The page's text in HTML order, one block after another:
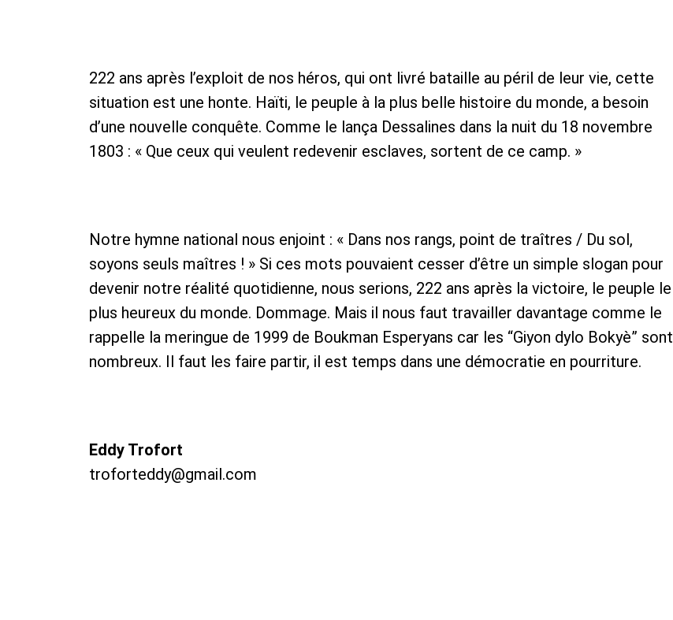
222 ans après l’exploit de nos héros, qui ont livré bataille au péril de leur vie, cette
situation est une honte. Haïti, le peuple à la plus belle histoire du monde, a besoin
d’une nouvelle conquête. Comme le lança Dessalines dans la nuit du 18 novembre
1803 : « Que ceux qui veulent redevenir esclaves, sortent de ce camp. »
Notre hymne national nous enjoint : « Dans nos rangs, point de traîtres / Du sol,
soyons seuls maîtres ! » Si ces mots pouvaient cesser d’être un simple slogan pour
devenir notre réalité quotidienne, nous serions, 222 ans après la victoire, le peuple le
plus heureux du monde. Dommage. Mais il nous faut travailler davantage comme le
rappelle la meringue de 1999 de Boukman Esperyans car les “Giyon dylo Bokyè” sont
nombreux. Il faut les faire partir, il est temps dans une démocratie en pourriture.
Eddy Trofort
troforteddy@gmail.com